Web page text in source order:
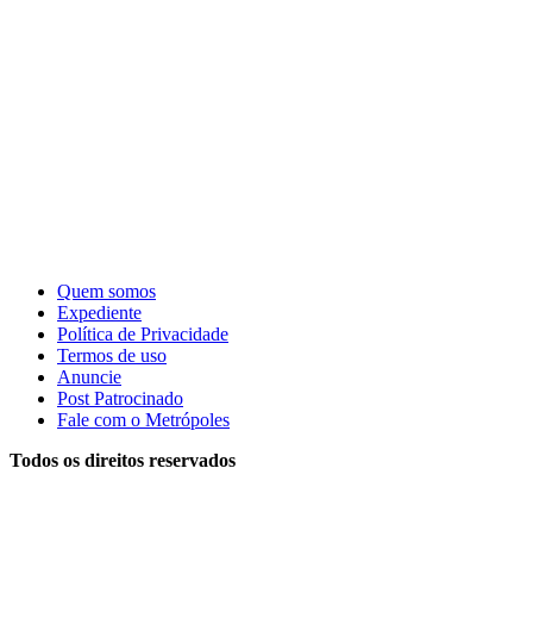
Quem somos
Expediente
Política de Privacidade
Termos de uso
Anuncie
Post Patrocinado
Fale com o Metrópoles
Todos os direitos reservados